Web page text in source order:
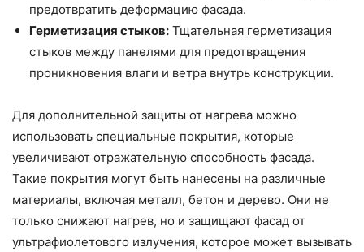
предотвратить деформацию фасада.
Герметизация стыков: Тщательная герметизация
стыков между панелями для предотвращения
проникновения влаги и ветра внутрь конструкции.
Для дополнительной защиты от нагрева можно
использовать специальные покрытия, которые
увеличивают отражательную способность фасада.
Такие покрытия могут быть нанесены на различные
материалы, включая металл, бетон и дерево. Они не
только снижают нагрев, но и защищают фасад от
ультрафиолетового излучения, которое может вызывать